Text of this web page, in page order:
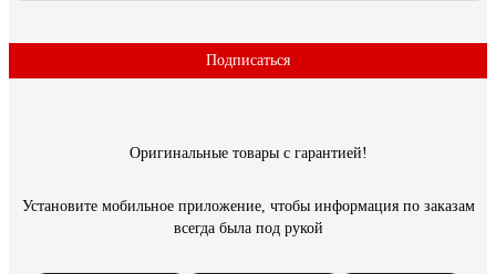
Подписаться
Оригинальные товары с гарантией!
Установите мобильное приложение, чтобы информация по заказам
всегда была под рукой